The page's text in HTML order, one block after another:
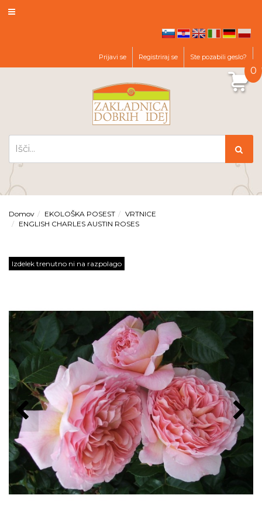
de pl
Prijavi se Registriraj se Ste pozabili geslo?
0
Domov EKOLOŠKA POSEST
VRTNICE
ENGLISH CHARLES AUSTIN ROSES
Izdelek trenutno ni na razpolago